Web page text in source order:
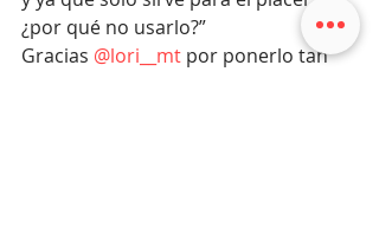
¿por qué no usarlo?”
Gracias @lori__mt por ponerlo tan